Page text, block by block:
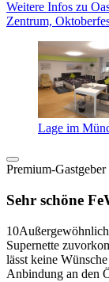
Weitere Infos zu
Zentrum,
Lage im
Premium-Gastgeber
Sehr schöne
10Außergewöhnlich
Supernette
lässt keine
Anbindung an den